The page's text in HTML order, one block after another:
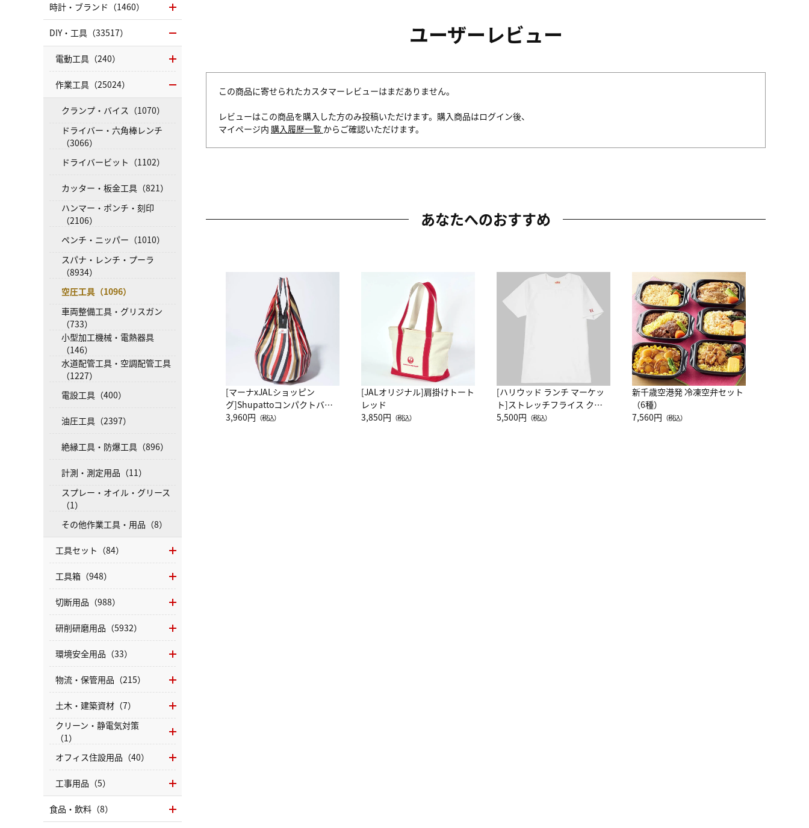
ユーザーレビュー
この商品に寄せられたカスタマーレビューはまだありません。
レビューはこの商品を購入した方のみ投稿いただけます。購入商品はログイン後、
マイページ内 購入履歴一覧 からご確認いただけます。
あなたへのおすすめ
[マーナxJALショッピン
グ]Shupattoコンパクトバッ
グ Drop JAL客室乗務員
3,960円 （税込）
[JALオリジナル]肩掛けトート
レッド
3,850円 （税込）
[ハリウッド ランチ マーケッ
ト]ストレッチフライス クル
ーネック別注半袖Ｔシャツ
5,500円 （税込）
新千歳空港発 冷凍空弁セット
（6種）
7,560円 （税込）
時計・ブランド（1460）
DIY・工具（33517）
電動工具（240）
作業工具（25024）
クランプ・バイス（1070）
ドライバー・六角棒レンチ
（3066）
ドライバービット（1102）
カッター・板金工具（821）
ハンマー・ポンチ・刻印
（2106）
ペンチ・ニッパー（1010）
スパナ・レンチ・プーラ
（8934）
空圧工具（1096）
車両整備工具・グリスガン
（733）
小型加工機械・電熱器具
（146）
水道配管工具・空調配管工具
（1227）
電設工具（400）
油圧工具（2397）
絶縁工具・防爆工具（896）
計測・測定用品（11）
スプレー・オイル・グリース
（1）
その他作業工具・用品（8）
工具セット（84）
工具箱（948）
切断用品（988）
研削研磨用品（5932）
環境安全用品（33）
物流・保管用品（215）
土木・建築資材（7）
クリーン・静電気対策
（1）
オフィス住設用品（40）
工事用品（5）
食品・飲料（8）